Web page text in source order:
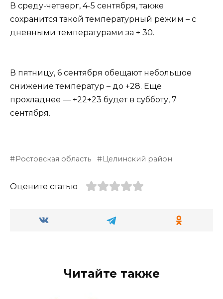
В среду-четверг, 4-5 сентября, также
сохранится такой температурный режим – с
дневными температурами за + 30.
В пятницу, 6 сентября обещают небольшое
снижение температур – до +28. Еще
прохладнее — +22+23 будет в субботу, 7
сентября.
Ростовская область Целинский район
Оцените статью
Читайте также